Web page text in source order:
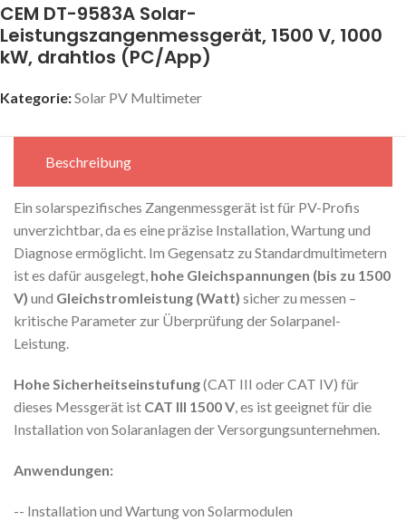
CEM DT-9583A Solar-
Leistungszangenmessgerät, 1500 V, 1000
kW, drahtlos (PC/App)
Kategorie:Solar PV Multimeter
Beschreibung
Ein solarspezifisches Zangenmessgerät ist für PV-Profis
unverzichtbar, da es eine präzise Installation, Wartung und
Diagnose ermöglicht. Im Gegensatz zu Standardmultimetern
ist es dafür ausgelegt, hohe Gleichspannungen (bis zu 1500
V) und Gleichstromleistung (Watt) sicher zu messen –
kritische Parameter zur Überprüfung der Solarpanel-
Leistung.
Hohe Sicherheitseinstufung(CAT III oder CAT IV) für
dieses Messgerät ist CAT III 1500 V, es ist geeignet für die
Installation von Solaranlagen der Versorgungsunternehmen.
Anwendungen:
-- Installation und Wartung von Solarmodulen